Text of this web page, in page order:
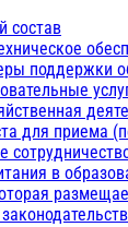
состав
поддержки
для приема
в